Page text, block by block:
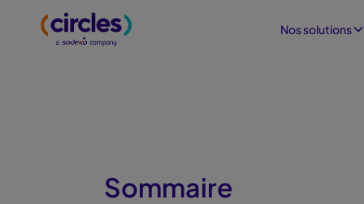
Nos solutions
Sommaire